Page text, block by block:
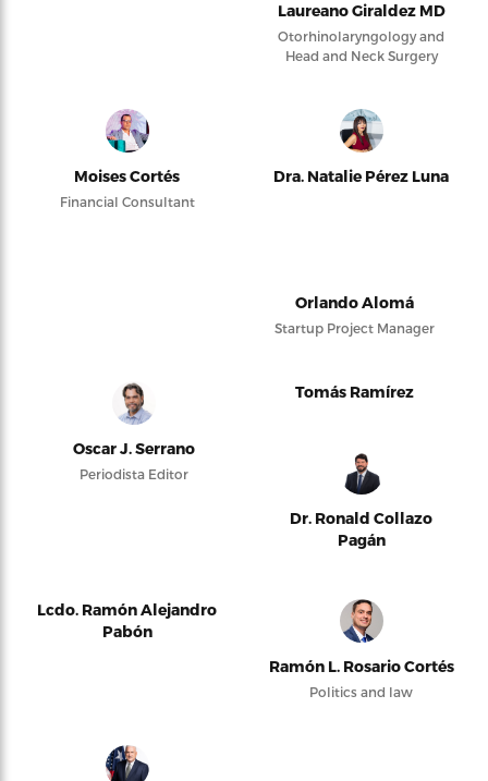
Laureano Giraldez MD
Otorhinolaryngology and
Head and Neck Surgery
Moises Cortés
Financial Consultant
Dra. Natalie Pérez Luna
Orlando Alomá
Startup Project Manager
Oscar J. Serrano
Periodista Editor
Tomás Ramírez
Dr. Ronald Collazo
Pagán
Lcdo. Ramón Alejandro
Pabón
Ramón L. Rosario Cortés
Politics and law